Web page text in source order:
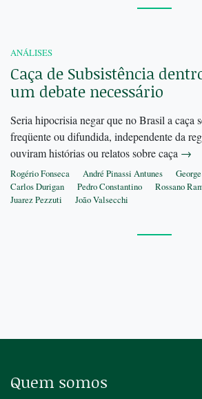
ANÁLISES
Caça de Subsistência
um debate necessário
Seria hipocrisia negar que no Brasil a caça
freqüente ou difundida, independente da
ouviram histórias ou relatos sobre caça →
Rogério Fonseca André Pinassi Antunes
Carlos Durigan
Pedro Constantino
Rossano
Juarez Pezzuti
João Valsecchi
Quem somos